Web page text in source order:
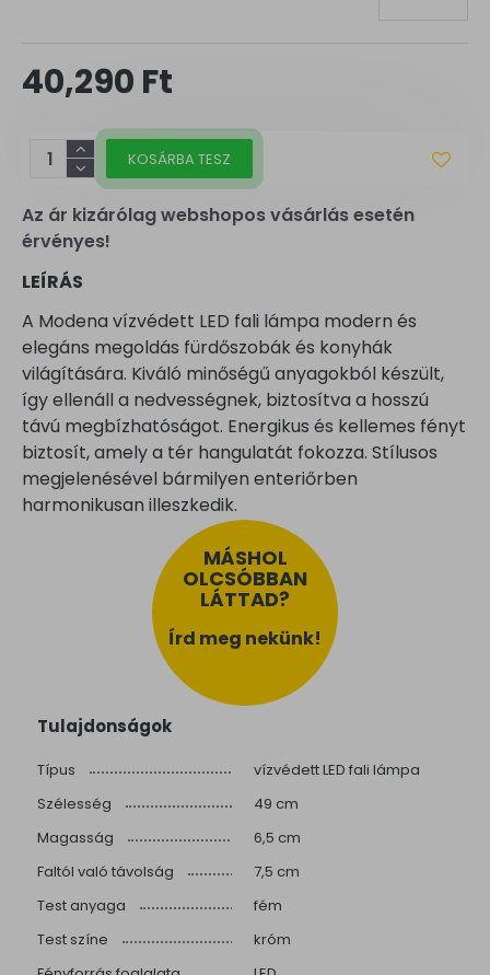
Az ár kizárólag webshopos vásárlás esetén
érvényes!
40,290 Ft
KOSÁRBA TESZ
LEÍRÁS
A Modena vízvédett LED fali lámpa modern és
elegáns megoldás fürdőszobák és konyhák
világítására. Kiváló minőségű anyagokból készült,
így ellenáll a nedvességnek, biztosítva a hosszú
távú megbízhatóságot. Energikus és kellemes fényt
biztosít, amely a tér hangulatát fokozza. Stílusos
megjelenésével bármilyen enteriőrben
harmonikusan illeszkedik.
MÁSHOL
OLCSÓBBAN
LÁTTAD?
Írd meg nekünk!
Tulajdonságok
Típus
vízvédett LED fali lámpa
Szélesség
49 cm
Magasság
6,5 cm
Faltól való távolság
7,5 cm
Test anyaga
fém
Test színe
króm